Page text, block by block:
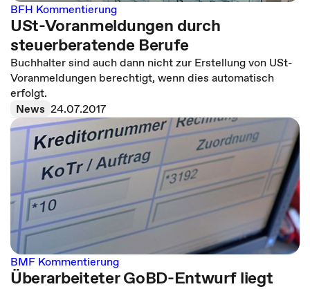
BFH Kommentierung
USt-Voranmeldungen durch
steuerberatende Berufe
Buchhalter sind auch dann nicht zur Erstellung von USt-
Voranmeldungen berechtigt, wenn dies automatisch
erfolgt.
News 24.07.2017
BMF Kommentierung
Überarbeiteter GoBD-Entwurf liegt